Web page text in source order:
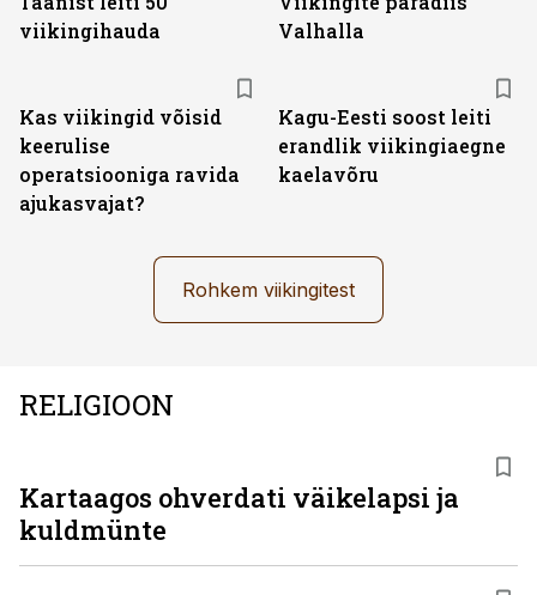
viikingihauda
Valhalla
Kas viikingid võisid
keerulise
operatsiooniga ravida
ajukasvajat?
Kagu-Eesti soost leiti
erandlik viikingiaegne
kaelavõru
Rohkem viikingitest
RELIGIOON
Kartaagos ohverdati väikelapsi ja
kuldmünte